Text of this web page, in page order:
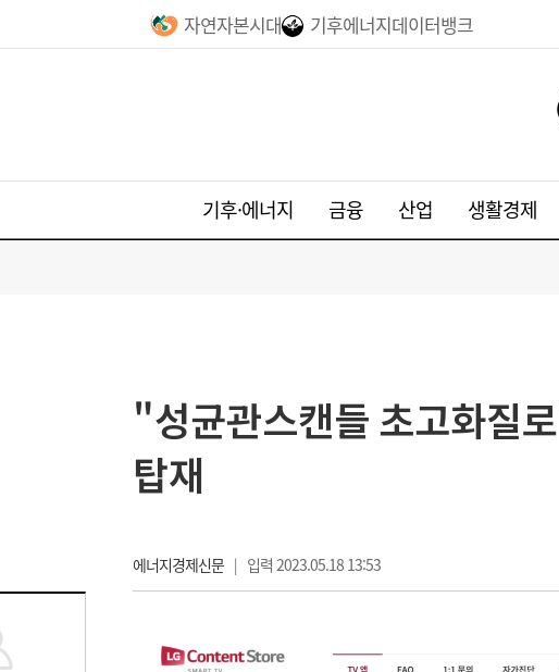
자연자본시대 기후에너지데이터뱅크
기후·에너지 금융 산업 생활경제
"성균관스캔들 초고화질
탑재
에너지경제신문| 입력 2023.05.18 13:53